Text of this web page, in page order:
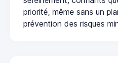
priorité, même sans un
prévention des risques